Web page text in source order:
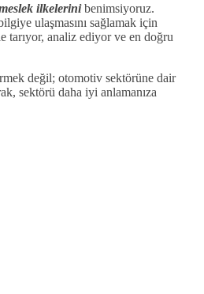
ilkelerinibenimsiyoruz.
ulaşmasını sağlamak için
tarıyor, analiz ediyor ve en doğru
değil; otomotiv sektörüne dair
sektörü daha iyi anlamanıza